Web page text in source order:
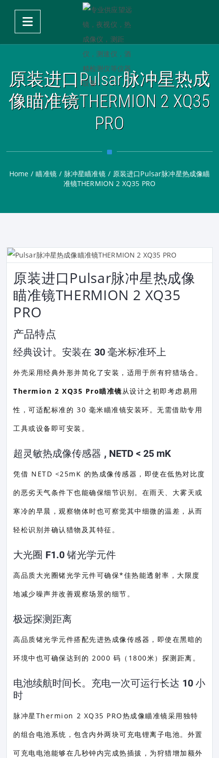
原装进口Pulsar脉冲星热成
像瞄准镜THERMION 2 XQ35
PRO
Home / 瞄准镜 / 脉冲星瞄准镜 / 原装进口Pulsar脉冲星热成像瞄
准镜THERMION 2 XQ35 PRO
原装进口Pulsar脉冲星热成像
瞄准镜THERMION 2 XQ35
PRO
产品特点
经典设计。安装在 30 毫米标准环上
外壳采用经典外形并简化了安装，适用于所有狩猎场合。
Thermion 2 XQ35 Pro瞄准镜从设计之初即考虑易用
性，可适配标准的 30 毫米瞄准镜安装环。无需借助专用
工具或设备即可安装。
超灵敏热成像传感器 , NETD < 25 mK
凭借 NETD <25mK 的热成像传感器，即使在低热对比度
的恶劣天气条件下也能确保细节识别。在雨天、大雾天或
寒冷的早晨，观察物体时也可察觉其中细微的温差，从而
轻松识别并确认猎物及其特征。
大光圈 F1.0 锗光学元件
高品质大光圈锗光学元件可确保*佳热能透射率，大限度
地减少噪声并改善观察场景的细节。
极远探测距离
高品质锗光学元件搭配先进热成像传感器，即使在黑暗的
环境中也可确保达到的 2000 码（1800米）探测距离。
电池续航时间长。充电一次可运行长达 10 小
时
脉冲星Thermion 2 XQ35 PRO热成像瞄准镜采用独特
的组合电池系统，包含内外两块可充电锂离子电池。外置
可充电电池能够在几秒钟内完成热插拔，为狩猎增加额外